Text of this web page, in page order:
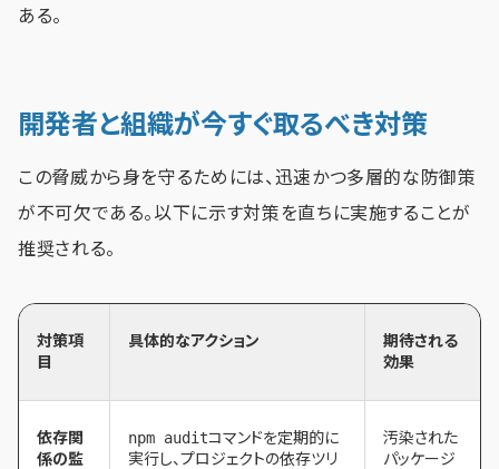
ある。
開発者と組織が今すぐ取るべき対策
この脅威から身を守るためには、迅速かつ多層的な防御策
が不可欠である。以下に示す対策を直ちに実施することが
推奨される。
対策項
目
具体的なアクション
期待される
効果
依存関
係の監
npm auditコマンドを定期的に
実行し、プロジェクトの依存ツリ
汚染された
パッケージ